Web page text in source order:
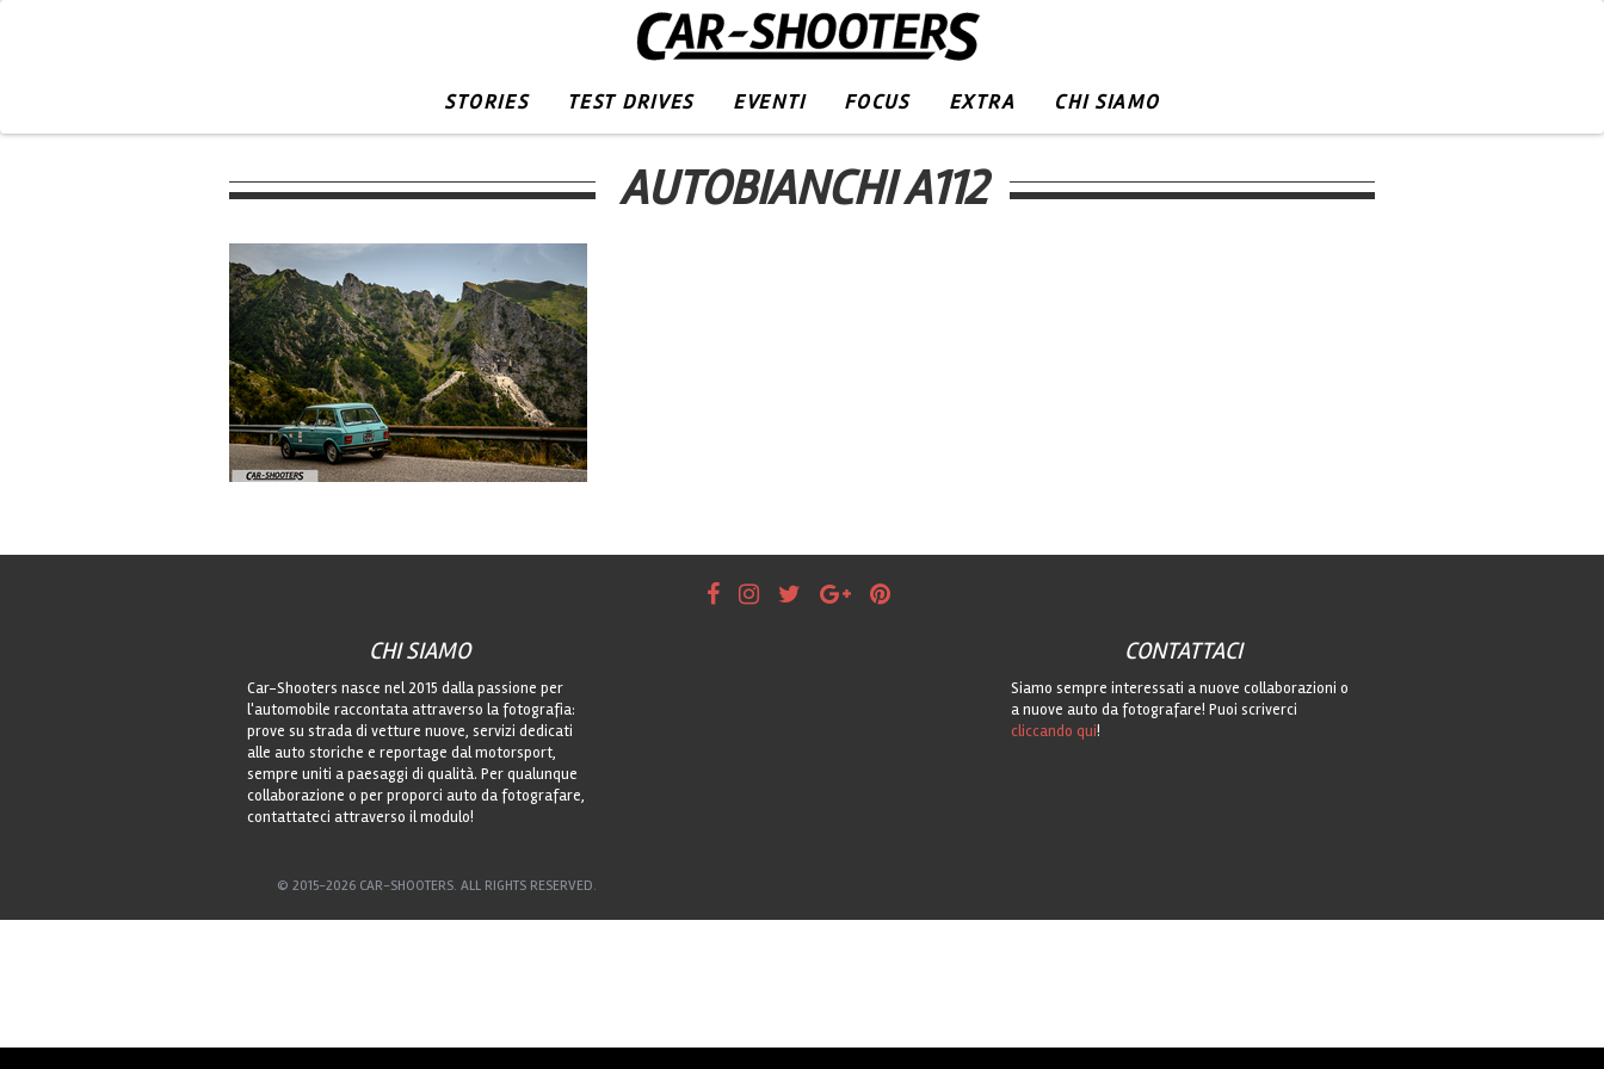
STORIES TEST DRIVES EVENTI FOCUS EXTRA CHI SIAMO
AUTOBIANCHI A112
CHI SIAMO
Car-Shooters nasce nel 2015 dalla passione per
l'automobile raccontata attraverso la fotografia:
prove su strada di vetture nuove, servizi dedicati
alle auto storiche e reportage dal motorsport,
sempre uniti a paesaggi di qualità. Per qualunque
collaborazione o per proporci auto da fotografare,
contattateci attraverso il modulo!
CONTATTACI
Siamo sempre interessati a nuove collaborazioni o
a nuove auto da fotografare! Puoi scriverci
cliccando qui!
© 2015-2026 CAR-SHOOTERS. ALL RIGHTS RESERVED.